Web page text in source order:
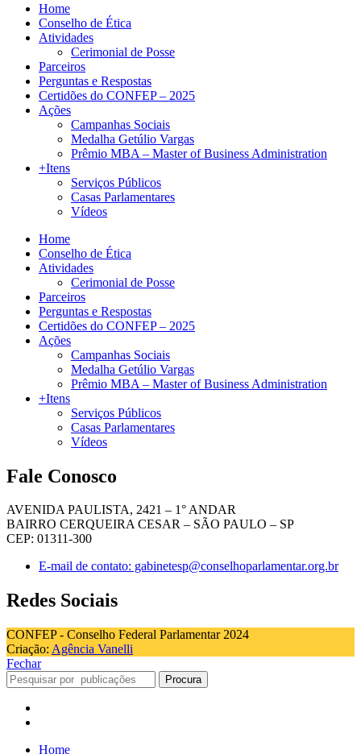
Home
Conselho de Ética
Atividades
Cerimonial de Posse
Parceiros
Perguntas e Respostas
Certidões do CONFEP – 2025
Ações
Campanhas Sociais
Medalha Getúlio Vargas
Prêmio MBA – Master of Business Administration
+Itens
Serviços Públicos
Casas Parlamentares
Vídeos
Home
Conselho de Ética
Atividades
Cerimonial de Posse
Parceiros
Perguntas e Respostas
Certidões do CONFEP – 2025
Ações
Campanhas Sociais
Medalha Getúlio Vargas
Prêmio MBA – Master of Business Administration
+Itens
Serviços Públicos
Casas Parlamentares
Vídeos
Fale Conosco
AVENIDA PAULISTA, 2421 – 1° ANDAR
BAIRRO CERQUEIRA CESAR – SÃO PAULO – SP
CEP: 01311-300
E-mail de contato: gabinetesp@conselhoparlamentar.org.br
Redes Sociais
CONFEP - Conselho Federal Parlamentar 2024
Criação: Agência Vanelli
Fechar
Procura
Home